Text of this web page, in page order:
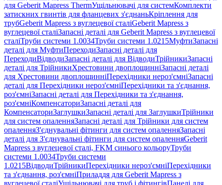
для Geberit Mapress ThermУщільнювачі для системКомплекти
затискних гвинтів для фланцевих з'єднаньКріплення для
трубGeberit Mapress з вуглецевої сталіGeberit Mapress з
вуглецевої сталіЗапасні деталі для Geberit Mapress з вуглецевої
сталіТруби системи 1.0034Труби системи 1.0215МуфтиЗапасні
деталі для МуфтиПереходиЗапасні деталі для
ПереходиВідводиЗапасні деталі для ВідводиТрійникиЗапасні
деталі для ТрійникиХрестовини двоплощинніЗапасні деталі
для Хрестовини двоплощинніПерехідники нероз'ємніЗапасні
деталі для Перехідники нероз'ємніПерехідники та з'єднання,
роз'ємніЗапасні деталі для Перехідники та з'єднання,
роз'ємніКомпенсаториЗапасні деталі для
КомпенсаториЗаглушкиЗапасні деталі для ЗаглушкиТрійники
для систем опаленняЗапасні деталі для Трійники для систем
опаленняЗ'єднувальні фітинги для систем опаленняЗапасні
деталі для З'єднувальні фітинги для систем опаленняGeberit
Mapress з вуглецевої сталі, FKM синього кольоруТруби
системи 1.0034Труби системи
1.0215ВідводиТрійникиПерехідники нероз'ємніПерехідники
та з'єднання, роз'ємніПриладдя для Geberit Mapress з
вуглецевої сталіУщільнювачі для труб і фітингівПанелі для